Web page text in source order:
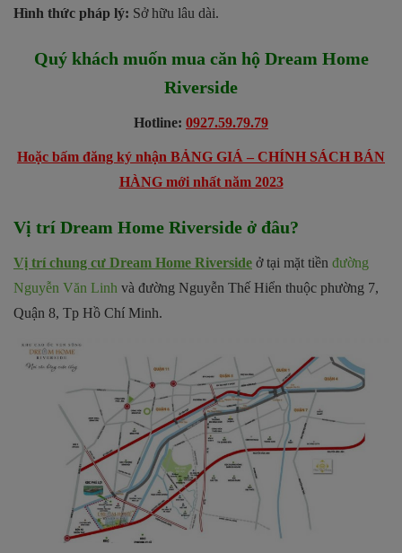
Hình thức pháp lý: Sở hữu lâu dài.
Quý khách muốn mua căn hộ Dream Home
Riverside
Hotline: 0927.59.79.79
Hoặc bấm đăng ký nhận BẢNG GIÁ – CHÍNH SÁCH BÁN
HÀNG mới nhất năm 2023
Vị trí Dream Home Riverside ở đâu?
Vị trí chung cư Dream Home Riverside ở tại mặt tiền đường
Nguyễn Văn Linh và đường Nguyễn Thế Hiển thuộc phường 7,
Quận 8, Tp Hồ Chí Minh.